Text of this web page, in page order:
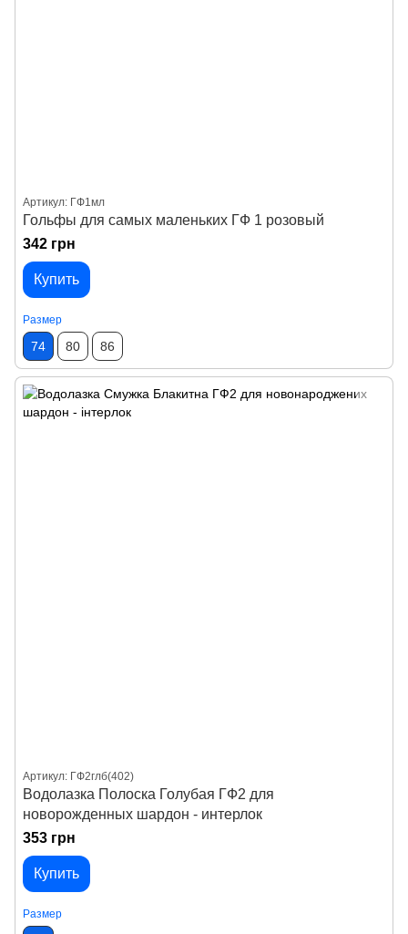
Артикул: ГФ1мл
Гольфы для самых маленьких ГФ 1 розовый
342 грн
Купить
Размер
74 80 86
Артикул: ГФ2глб(402)
Водолазка Полоска Голубая ГФ2 для
новорожденных шардон - интерлок
353 грн
Купить
Размер